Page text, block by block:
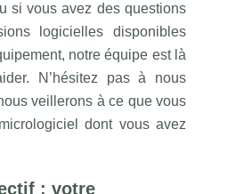
si vous avez des questions
logicielles disponibles
notre équipe est là
N’hésitez pas à nous
veillerons à ce que vous
dont vous avez
: votre